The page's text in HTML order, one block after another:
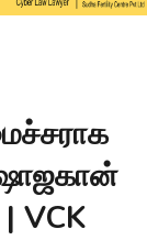
VCK